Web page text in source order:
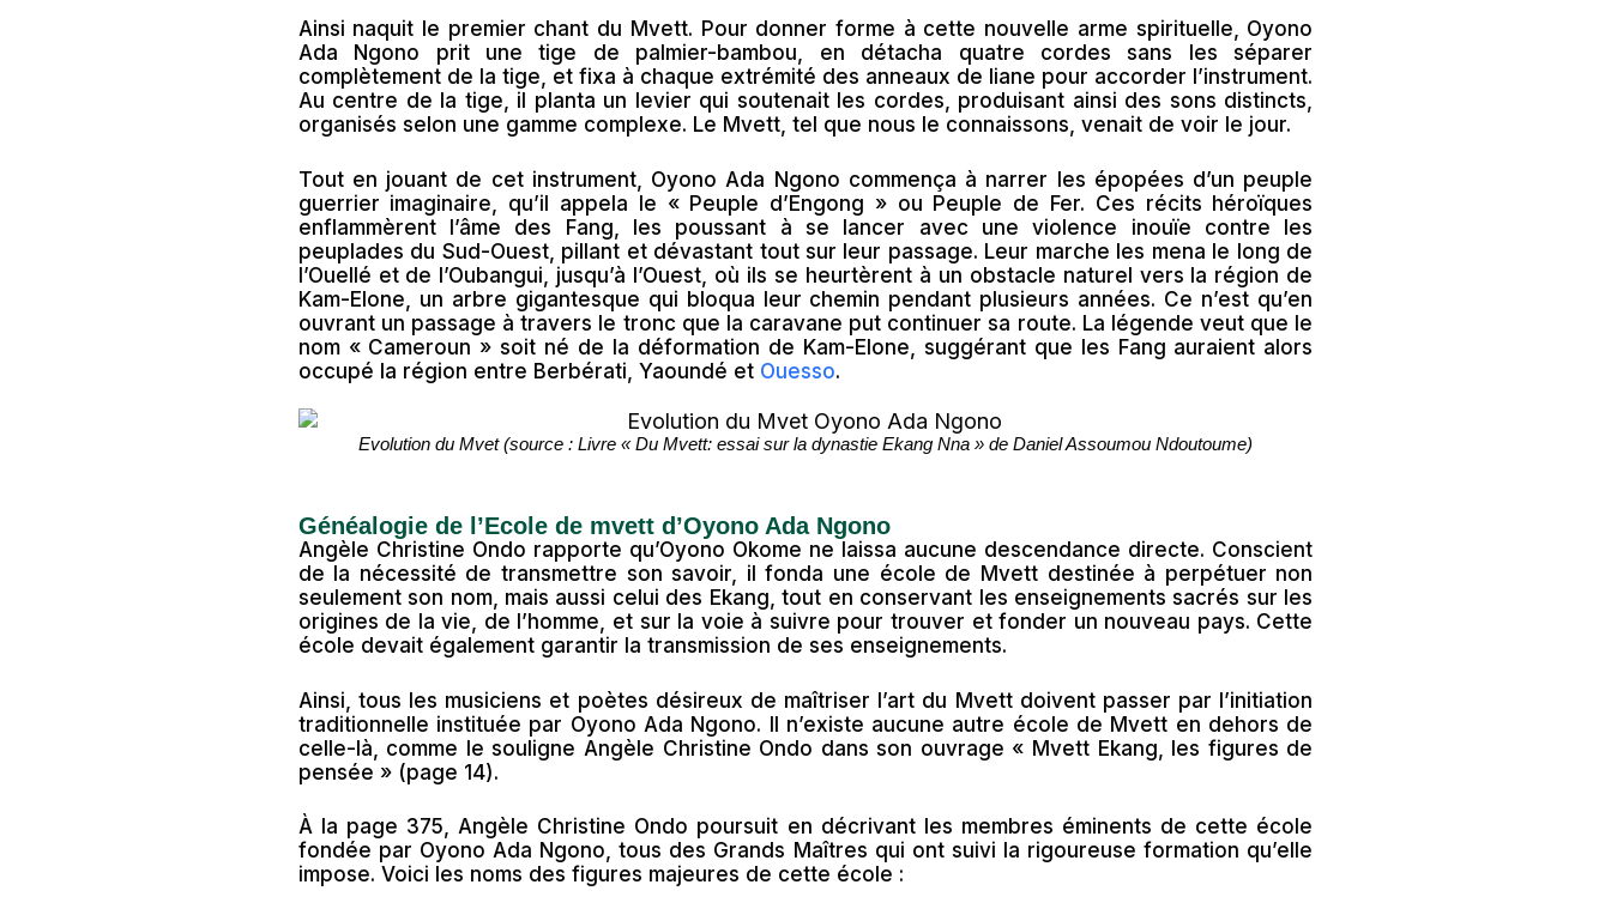
Ainsi naquit le premier chant du Mvett. Pour donner forme à cette nouvelle arme spirituelle, Oyono
Ada Ngono prit une tige de palmier-bambou, en détacha quatre cordes sans les séparer
complètement de la tige, et fixa à chaque extrémité des anneaux de liane pour accorder l’instrument.
Au centre de la tige, il planta un levier qui soutenait les cordes, produisant ainsi des sons distincts,
organisés selon une gamme complexe. Le Mvett, tel que nous le connaissons, venait de voir le jour.
Tout en jouant de cet instrument, Oyono Ada Ngono commença à narrer les épopées d’un peuple
guerrier imaginaire, qu’il appela le « Peuple d’Engong » ou Peuple de Fer. Ces récits héroïques
enflammèrent l’âme des Fang, les poussant à se lancer avec une violence inouïe contre les
peuplades du Sud-Ouest, pillant et dévastant tout sur leur passage. Leur marche les mena le long de
l’Ouellé et de l’Oubangui, jusqu’à l’Ouest, où ils se heurtèrent à un obstacle naturel vers la région de
Kam-Elone, un arbre gigantesque qui bloqua leur chemin pendant plusieurs années. Ce n’est qu’en
ouvrant un passage à travers le tronc que la caravane put continuer sa route. La légende veut que le
nom « Cameroun » soit né de la déformation de Kam-Elone, suggérant que les Fang auraient alors
occupé la région entre Berbérati, Yaoundé et Ouesso.
Evolution du Mvet (source : Livre « Du Mvett: essai sur la dynastie Ekang Nna » de Daniel Assoumou Ndoutoume)
Généalogie de l’Ecole de mvett d’Oyono Ada Ngono
Angèle Christine Ondo rapporte qu’Oyono Okome ne laissa aucune descendance directe. Conscient
de la nécessité de transmettre son savoir, il fonda une école de Mvett destinée à perpétuer non
seulement son nom, mais aussi celui des Ekang, tout en conservant les enseignements sacrés sur les
origines de la vie, de l’homme, et sur la voie à suivre pour trouver et fonder un nouveau pays. Cette
école devait également garantir la transmission de ses enseignements.
Ainsi, tous les musiciens et poètes désireux de maîtriser l’art du Mvett doivent passer par l’initiation
traditionnelle instituée par Oyono Ada Ngono. Il n’existe aucune autre école de Mvett en dehors de
celle-là, comme le souligne Angèle Christine Ondo dans son ouvrage « Mvett Ekang, les figures de
pensée » (page 14).
À la page 375, Angèle Christine Ondo poursuit en décrivant les membres éminents de cette école
fondée par Oyono Ada Ngono, tous des Grands Maîtres qui ont suivi la rigoureuse formation qu’elle
impose. Voici les noms des figures majeures de cette école :